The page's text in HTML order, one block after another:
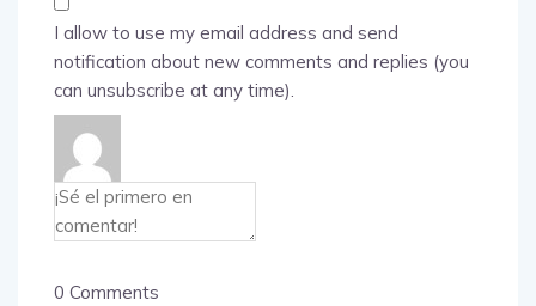
I allow to use my email address and send
notification about new comments and replies (you
can unsubscribe at any time).
0 Comments